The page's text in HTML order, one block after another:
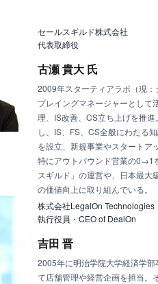
セールスギルド株式会社
代表取締役
古瀬 貴大 氏
2009年スターティアラボ（現：
プレイングマネージャーとして
理、IS改善、CS立ち上げを推
し、IS、FS、CS全般にわたる
を設立、新規事業やスタートア
特にアウトバウンド営業の0→1
スギルド」の運営や、日本最大
の価値向上に取り組んでいる。
株式会社LegalOn Technologies
執行役員・CEO of DealOn
吉田 晋
2005年に明治学院大学経済学
て店舗管理や経営企画を担当。